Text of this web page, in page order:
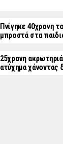
Πνίγηκε 40χρονη
μπροστά στα
25χρονη
ατύχημα χάνοντας